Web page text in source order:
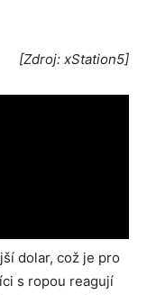
[Zdroj: xStation5]
dolar, což je pro
s ropou reagují